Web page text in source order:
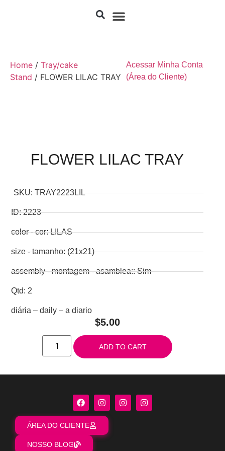
Home / Tray/cake
Stand / FLOWER LILAC TRAY
Acessar Minha Conta
(Área do Cliente)
FLOWER LILAC TRAY
SKU: TRAY2223LIL
ID: 2223
color - cor: LILAS
size - tamanho: (21x21)
assembly - montagem - asamblea:: Sim
Qtd: 2
diária – daily – a diario
$5.00
ADD TO CART
ÁREA DO CLIENTE
NOSSO BLOG